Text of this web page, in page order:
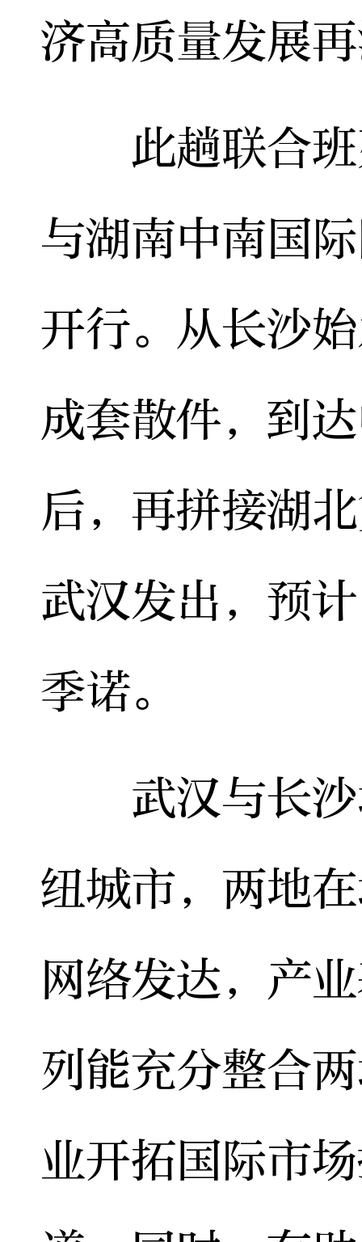
济高质量发展
此趟联合班
与湖南中南国
开行。从长沙
成套散件，到
后，再拼接湖
武汉发出，预
季诺。
武汉与长沙
纽城市，两地
网络发达，产
列能充分整合
业开拓国际市